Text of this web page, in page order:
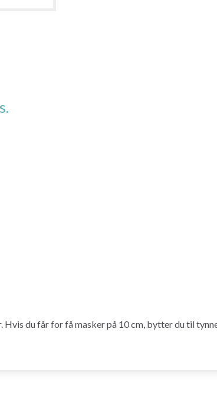
du får for få masker på 10 cm, bytter du til